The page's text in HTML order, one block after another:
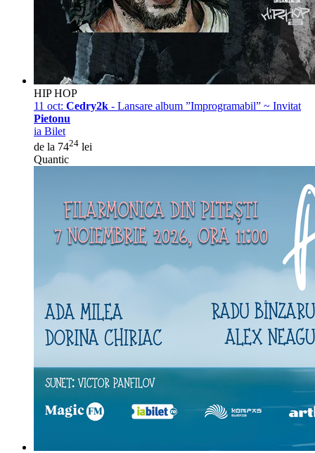
HIP HOP
11 oct: Cedry2k - Lansare album ”Improgramabil” ~ Invitat
Pietonu
ia Bilet
de la 7424 lei
Quantic